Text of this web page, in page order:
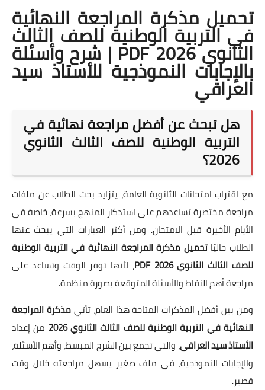
صحة
تحميل مذكرة المراجعة النهائية
في التربية الوطنية للصف الثالث
الثانوي 2026 PDF | شرح وأسئلة
بالإجابات النموذجية للأستاذ سيد
العراقي
هل تبحث عن أفضل مراجعة نهائية في
التربية الوطنية للصف الثالث الثانوي
2026؟
مع اقتراب امتحانات الثانوية العامة، يتزايد بحث الطلاب عن ملفات
مراجعة مختصرة تساعدهم على استذكار المنهج بسرعة، خاصة في
الأيام الأخيرة قبل الامتحان. ومن أكثر العبارات التي يبحث عنها
الطلاب حاليًاتحميل مذكرة المراجعة النهائية في التربية الوطنية
للصف الثالث الثانوي 2026 PDF
، لأنها توفر الوقت وتساعد على
مراجعة أهم النقاط والأسئلة المتوقعة بصورة منظمة.
ومن بين أفضل المذكرات المتاحة هذا العام، تأتيمذكرة المراجعة
النهائية في التربية الوطنية للصف الثالث الثانوي 2026
من إعداد
الأستاذ سيد العراقي، والتي تجمع بين الشرح المبسط، وأهم الأسئلة،
والإجابات النموذجية، في ملف صغير يسهل مراجعته خلال وقت
قصير.